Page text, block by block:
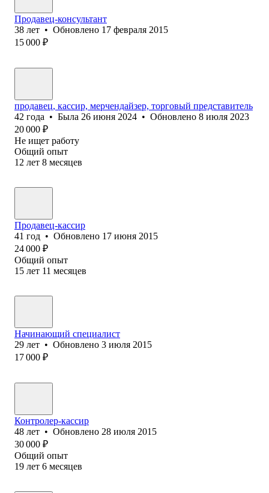
Продавец-консультант
38 лет • Обновлено 17 февраля 2015
15 000 ₽
продавец, кассир, мерчендайзер, торговый представитель
42 года • Была 26 июня 2024 • Обновлено 8 июля 2023
20 000 ₽
Не ищет работу
Общий опыт
12 лет 8 месяцев
Продавец-кассир
41 год • Обновлено 17 июня 2015
24 000 ₽
Общий опыт
15 лет 11 месяцев
Начинающий специалист
29 лет • Обновлено 3 июля 2015
17 000 ₽
Контролер-кассир
48 лет • Обновлено 28 июля 2015
30 000 ₽
Общий опыт
19 лет 6 месяцев